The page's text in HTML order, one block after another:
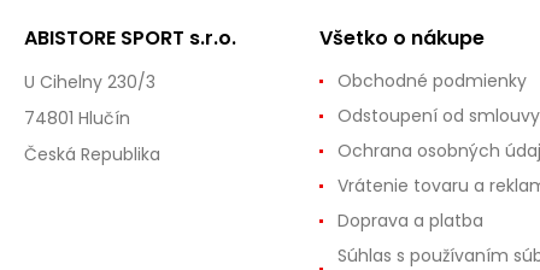
ABISTORE SPORT s.r.o.
U Cihelny 230/3
74801 Hlučín
Česká Republika
Všetko o nákupe
Obchodné podmienky
Odstoupení od smlouvy
Ochrana osobných
Vrátenie tovaru a
Doprava a platba
Súhlas s používaním